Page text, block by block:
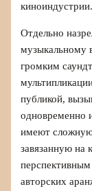
киноиндустрии.
Отдельно
музыкальному
громким
публикой,
одновременно
имеют
завязанную на
перспективным
авторских